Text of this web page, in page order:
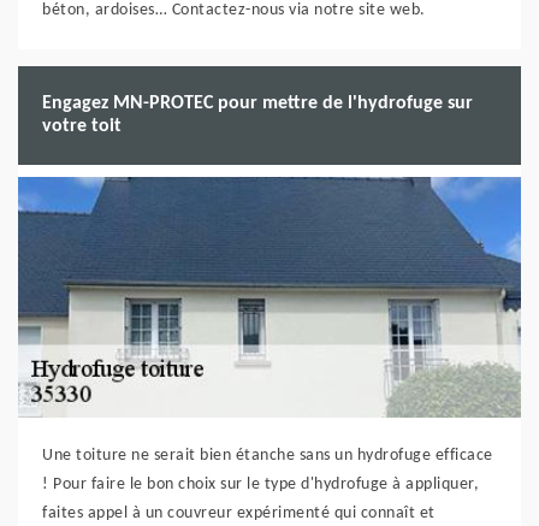
béton, ardoises… Contactez-nous via notre site web.
Engagez MN-PROTEC pour mettre de l'hydrofuge sur
votre toit
Une toiture ne serait bien étanche sans un hydrofuge efficace
! Pour faire le bon choix sur le type d'hydrofuge à appliquer,
faites appel à un couvreur expérimenté qui connaît et